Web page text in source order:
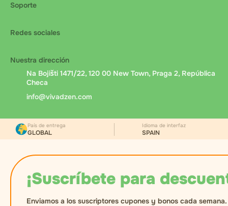
Soporte
Redes sociales
Nuestra dirección
Na Bojišti 1471/22, 120 00 New Town, Praga 2, República
Checa
info@vivadzen.com
¡Suscríbete para
Enviamos a los suscriptores cupones y bonos cada semana.
País de entrega
GLOBAL
Idioma de interfaz
SPAIN